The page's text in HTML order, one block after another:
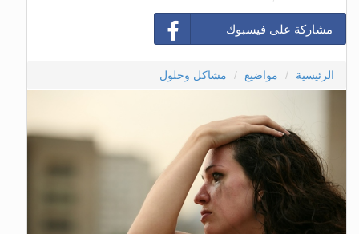
مشاركة على فيسبوك
الرئيسية مواضيع مشاكل وحلول